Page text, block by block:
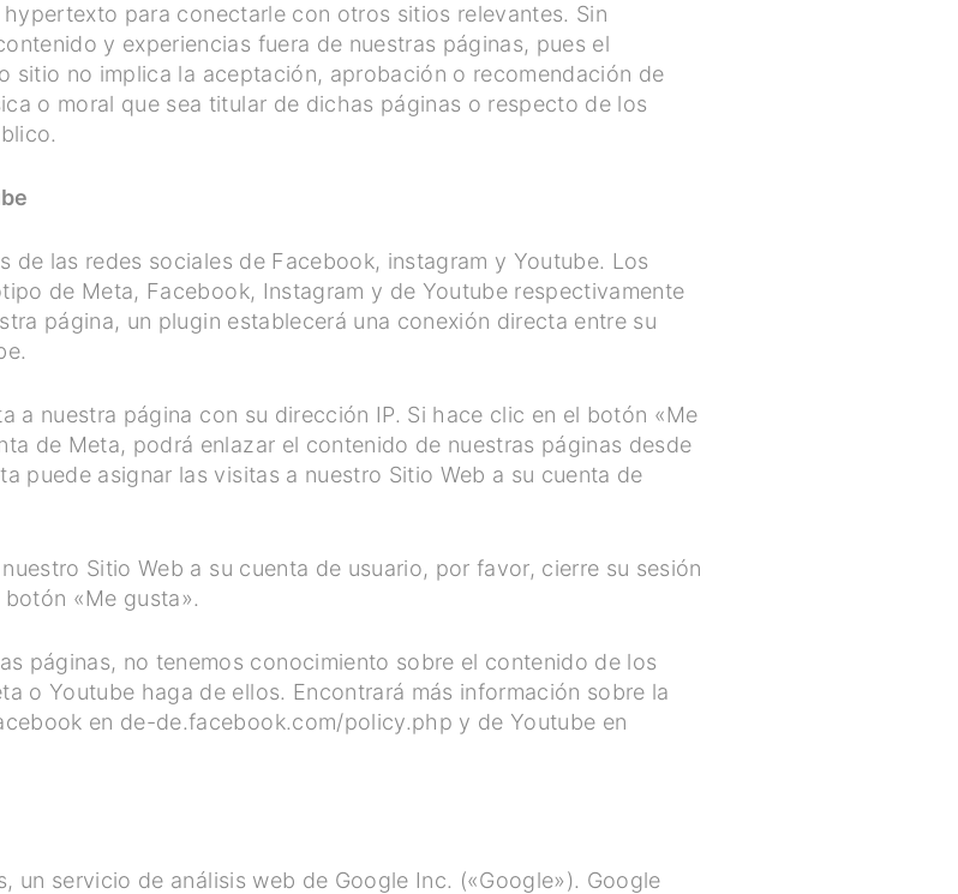
para conectarle con otros sitios relevantes. Sin
y experiencias fuera de nuestras páginas, pues el
sitio no implica la aceptación, aprobación o recomendación de
o moral que sea titular de dichas páginas o respecto de los
de las redes sociales de Facebook, instagram y Youtube. Los
de Meta, Facebook, Instagram y de Youtube respectivamente
página, un plugin establecerá una conexión directa entre su
a nuestra página con su dirección IP. Si hace clic en el botón «Me
de Meta, podrá enlazar el contenido de nuestras páginas desde
puede asignar las visitas a nuestro Sitio Web a su cuenta de
Sitio Web a su cuenta de usuario, por favor, cierre su sesión
«Me gusta».
páginas, no tenemos conocimiento sobre el contenido de los
o Youtube haga de ellos. Encontrará más información sobre la
en de-de.facebook.com/policy.php y de Youtube en
un servicio de análisis web de Google Inc. («Google»). Google